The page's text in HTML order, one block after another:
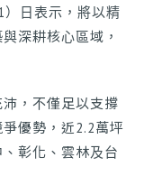
日表示，將以精
深耕核心區域，
，不僅足以支撐
優勢，近2.2萬坪
彰化、雲林及台